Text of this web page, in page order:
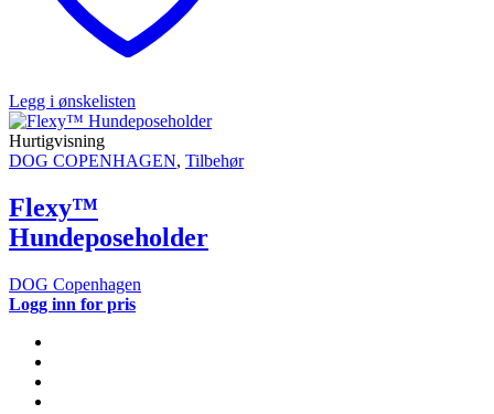
Legg i ønskelisten
Hurtigvisning
DOG COPENHAGEN, Tilbehør
Flexy™
Hundeposeholder
DOG Copenhagen
Logg inn for pris